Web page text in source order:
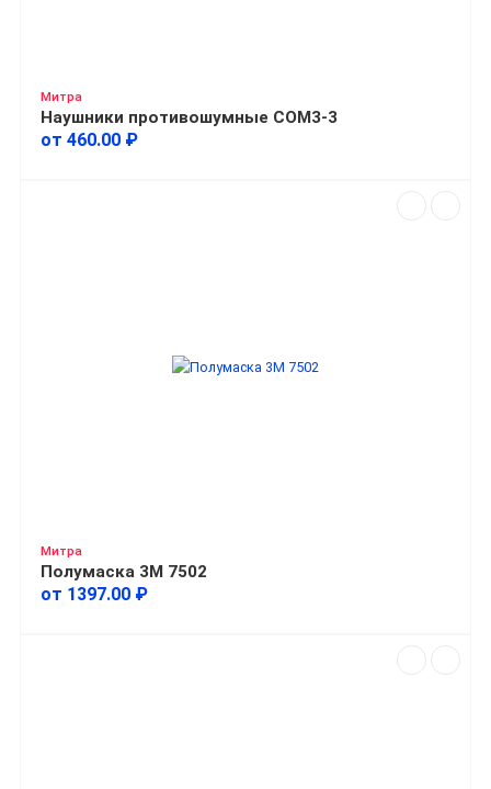
Митра
Наушники противошумные СОМ3-3
от 460.00 ₽
Митра
Полумаска 3М 7502
от 1397.00 ₽